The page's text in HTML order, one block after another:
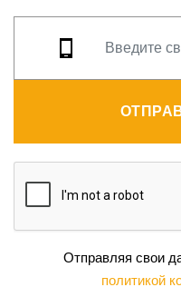
Отправляя свои
политикой